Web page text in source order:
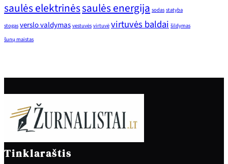
saulės elektrinėssaulės energija sodas statyba
stogas verslo valdymas vestuvės virtuvė virtuvės baldai šildymas
šunų maistas
Tinklaraštis